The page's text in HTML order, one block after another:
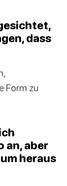
dass
Form zu
an, aber
heraus